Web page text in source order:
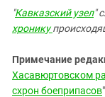
"Кавказский узел"
хронику
Примечание
Хасавюртовском
схрон боеприпасов